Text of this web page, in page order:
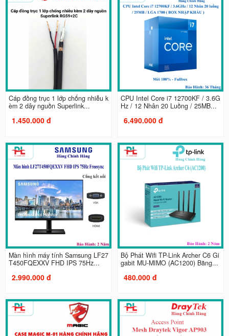
Cáp đồng trục 1 lớp chống nhiễu k
èm 2 dây nguồn Superlink...
1.450.000 đ
CPU Intel Core i7 12700KF / 3.6G
Hz / 12 Nhân 20 Luồng / 25MB...
6.490.000 đ
Màn hình máy tính Samsung LF27
T450FQEXXV FHD IPS 75Hz...
2.990.000 đ
Bộ Phát Wifi TP-Link Archer C6 Gi
gabit MU-MIMO (AC1200) Băng...
480.000 đ